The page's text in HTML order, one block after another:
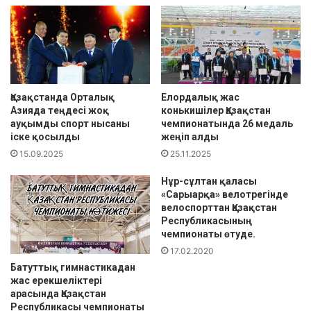
н
о
в
Қ
а
а
н
қ
а
л
с
ы
н
д
а
ө
т
к
е
і
л
е
р
К
о
к
у
ш
и
-
к
а
н
ә
л
е
м
ч
Қазақстанда Орталық
Азияда теңдесі жоқ
ауқымды спорт нысаны
іске қосылды
15.09.2025
Елордалық жас
конькишілер Қазақстан
чемпионатында 26 медаль
жеңіп алды
25.11.2025
Батуттық гимнастикадан
жас ерекшеліктері
арасында Қазақстан
Республикасы чемпионаты
Нұр-сұлтан қаласы
«Сарыарқа» велотрегінде
велоспорттан Қазақстан
Республикасының
чемпионаты өтуде.
17.02.2020